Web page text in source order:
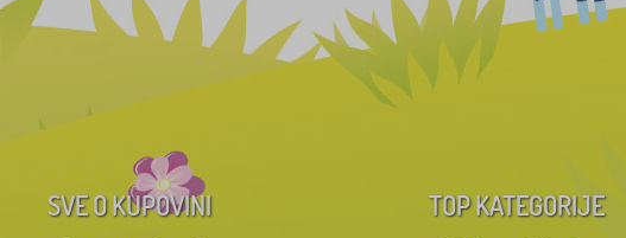
SVE O KUPOVINI TOP KATEGORIJE